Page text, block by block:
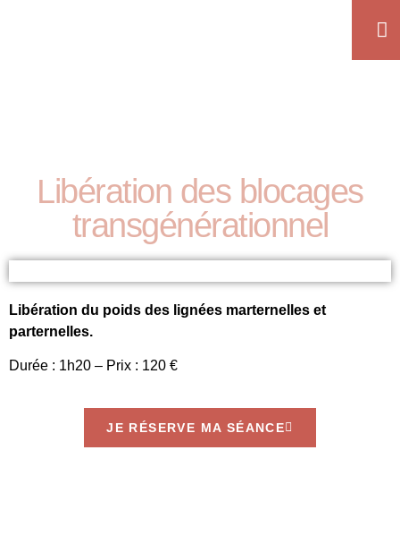
Libération des blocages
transgénérationnel
Libération du poids des lignées marternelles et
parternelles.
Durée : 1h20 – Prix : 120 €
JE RÉSERVE MA SÉANCE